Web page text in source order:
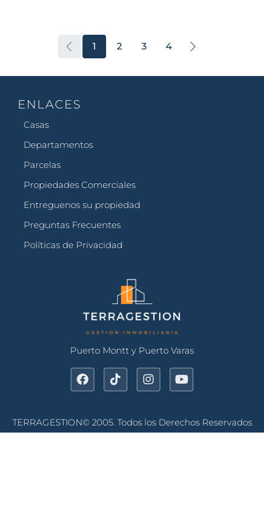
1 2 3 4
ENLACES
Casas
Departamentos
Parcelas
Propiedades Comerciales
Entreguenos su propiedad
Preguntas Frecuentes
Políticas de Privacidad
Puerto Montt y Puerto Varas
TERRAGESTION© 2005. Todos los Derechos Reservados